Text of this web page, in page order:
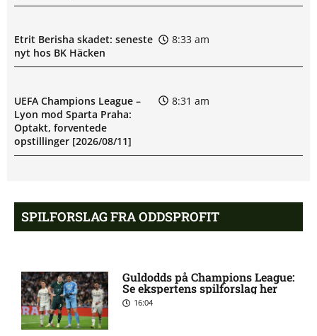
Etrit Berisha skadet: seneste
nyt hos BK Häcken
8:33 am
UEFA Champions League –
Lyon mod Sparta Praha:
Optakt, forventede
opstillinger [2026/08/11]
8:31 am
Engdahl: skadesstatus
UEFA Champions League –
Sabah FA mod AGF: Optakt,
SPILFORSLAG FRA ODDSPROFIT
Guldodds på Champions League:
Se ekspertens spilforslag her
16:04